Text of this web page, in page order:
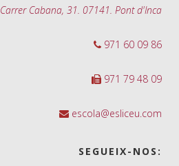
Carrer Cabana, 31. 07141. Pont d'Inca
971 60 09 86
971 79 48 09
escola@esliceu.com
SEGUEIX-NOS: